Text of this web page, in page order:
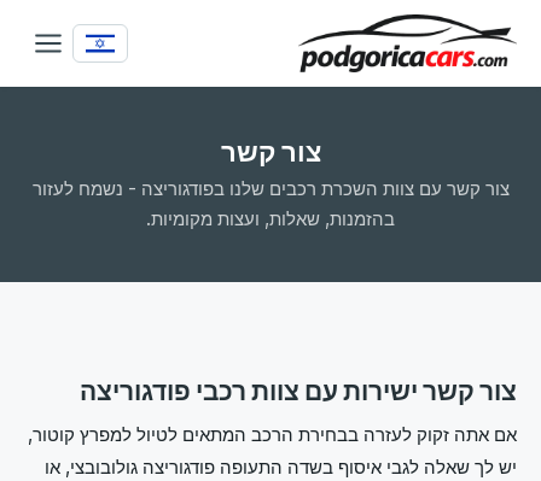
צור קשר
צור קשר עם צוות השכרת רכבים שלנו בפודגוריצה - נשמח לעזור
בהזמנות, שאלות, ועצות מקומיות.
צור קשר ישירות עם צוות רכבי פודגוריצה
אם אתה זקוק לעזרה בבחירת הרכב המתאים לטיול למפרץ קוטור,
יש לך שאלה לגבי איסוף בשדה התעופה פודגוריצה גולובובצי, או